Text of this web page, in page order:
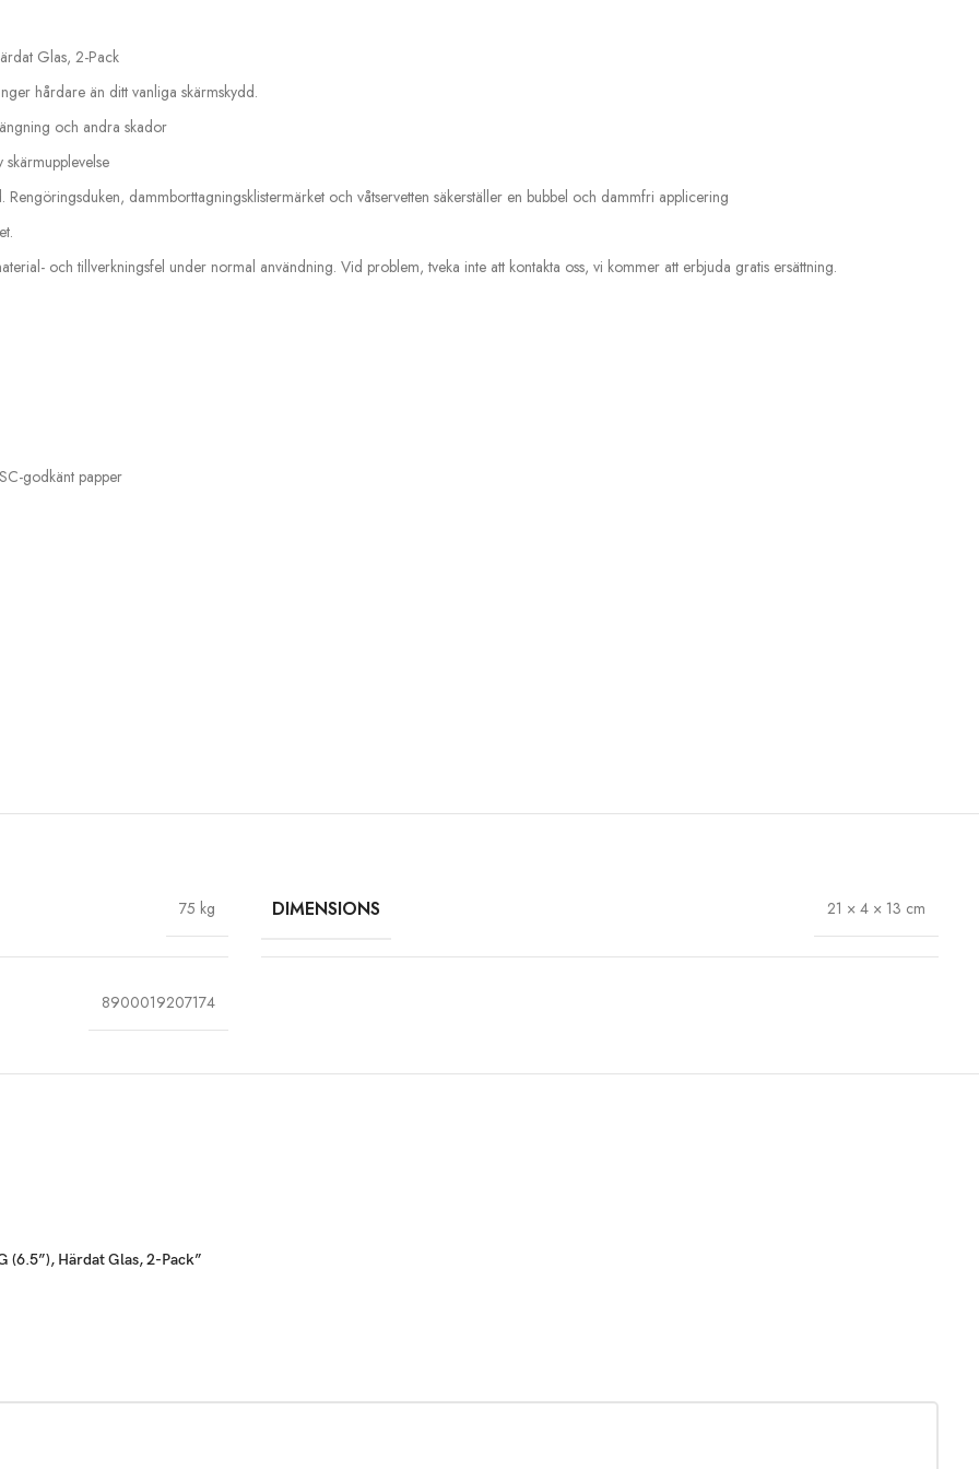
Glas, 2-Pack
hårdare än ditt vanliga skärmskydd.
och andra skador
dammborttagningsklistermärket och våtservetten säkerställer en bubbel och dammfri applicering
och tillverkningsfel under normal användning. Vid problem, tveka inte att kontakta oss, vi kommer att erbjuda gratis ersättning.
godkänt papper
75 kg DIMENSIONS 21 × 4 × 13 cm
8900019207174
(6.5”), Härdat Glas, 2-Pack”